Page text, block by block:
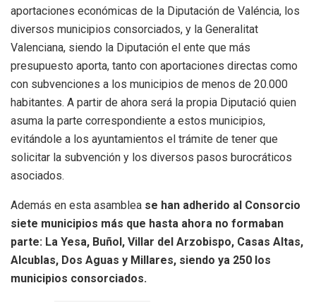
aportaciones económicas de la Diputación de Valéncia, los
diversos municipios consorciados, y la Generalitat
Valenciana, siendo la Diputación el ente que más
presupuesto aporta, tanto con aportaciones directas como
con subvenciones a los municipios de menos de 20.000
habitantes. A partir de ahora será la propia Diputació quien
asuma la parte correspondiente a estos municipios,
evitándole a los ayuntamientos el trámite de tener que
solicitar la subvención y los diversos pasos burocráticos
asociados.
Además en esta asamblea se han adherido al Consorcio
siete municipios más que hasta ahora no formaban
parte: La Yesa, Buñol, Villar del Arzobispo, Casas Altas,
Alcublas, Dos Aguas y Millares, siendo ya 250 los
municipios consorciados.